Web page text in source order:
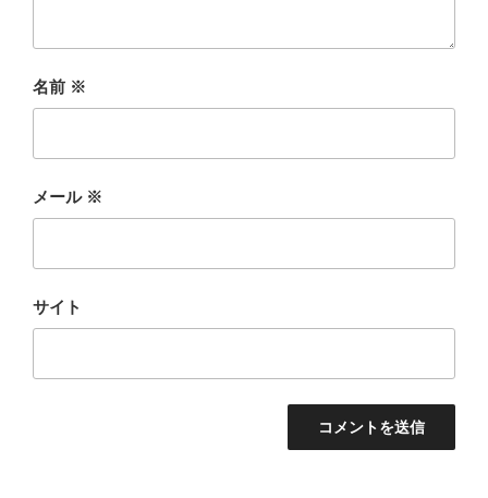
名前 ※
メール ※
サイト